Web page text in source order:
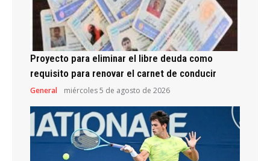
Proyecto para eliminar el libre deuda como
requisito para renovar el carnet de conducir
General miércoles 5 de agosto de 2026